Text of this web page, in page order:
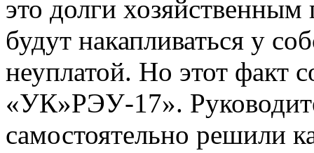
это долги
будут накапливаться у
неуплатой. Но этот факт
«УК»РЭУ-17».
самостоятельно решили